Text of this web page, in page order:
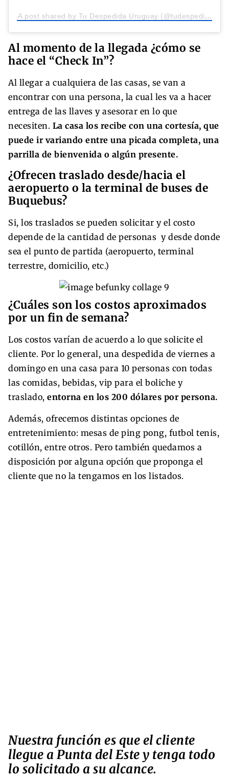
A post shared by Tu Despedida Uruguay (@tudespedidauruguay)
Al momento de la llegada ¿cómo se
hace el “Check In”?
Al llegar a cualquiera de las casas, se van a
encontrar con una persona, la cual les va a hacer
entrega de las llaves y asesorar en lo que
necesiten. La casa los recibe con una cortesía, que
puede ir variando entre una picada completa, una
parrilla de bienvenida o algún presente.
¿Ofrecen traslado desde/hacia el
aeropuerto o la terminal de buses de
Buquebus?
Si, los traslados se pueden solicitar y el costo
depende de la cantidad de personas y desde donde
sea el punto de partida (aeropuerto, terminal
terrestre, domicilio, etc.)
¿Cuáles son los costos aproximados
por un fin de semana?
Los costos varían de acuerdo a lo que solicite el
cliente. Por lo general, una despedida de viernes a
domingo en una casa para 10 personas con todas
las comidas, bebidas, vip para el boliche y
traslado, entorna en los 200 dólares por persona.
Además, ofrecemos distintas opciones de
entretenimiento: mesas de ping pong, futbol tenis,
cotillón, entre otros. Pero también quedamos a
disposición por alguna opción que proponga el
cliente que no la tengamos en los listados.
Nuestra función es que el cliente
llegue a Punta del Este y tenga todo
lo solicitado a su alcance.